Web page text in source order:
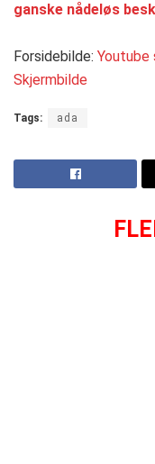
ganske nådeløs
Forsidebilde: Youtube
Skjermbilde
Tags: ada